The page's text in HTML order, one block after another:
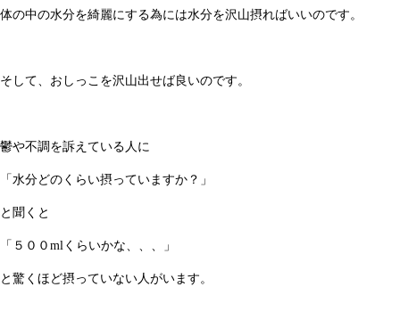
体の中の水分を綺麗にする為には水分を沢山摂ればいいのです。
そして、おしっこを沢山出せば良いのです。
鬱や不調を訴えている人に
「水分どのくらい摂っていますか？」
と聞くと
「５００mlくらいかな、、、」
と驚くほど摂っていない人がいます。